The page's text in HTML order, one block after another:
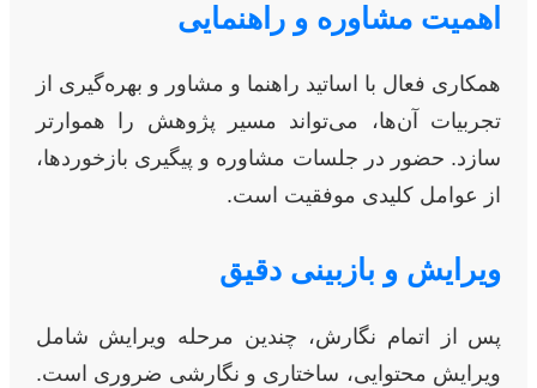
اهمیت مشاوره و راهنمایی
همکاری فعال با اساتید راهنما و مشاور و بهره‌گیری از
تجربیات آن‌ها، می‌تواند مسیر پژوهش را هموارتر
سازد. حضور در جلسات مشاوره و پیگیری بازخوردها،
از عوامل کلیدی موفقیت است.
ویرایش و بازبینی دقیق
پس از اتمام نگارش، چندین مرحله ویرایش شامل
ویرایش محتوایی، ساختاری و نگارشی ضروری است.